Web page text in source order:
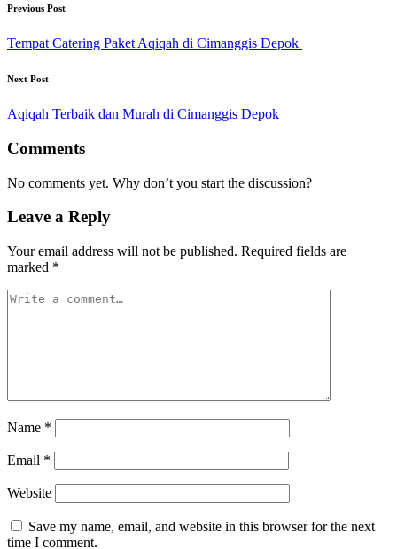
Previous Post
Tempat Catering Paket Aqiqah di Cimanggis Depok
Next Post
Aqiqah Terbaik dan Murah di Cimanggis Depok
Comments
No comments yet. Why don’t you start the discussion?
Leave a Reply
Your email address will not be published. Required fields are
marked *
Name *
Email *
Website
Save my name, email, and website in this browser for the next
time I comment.